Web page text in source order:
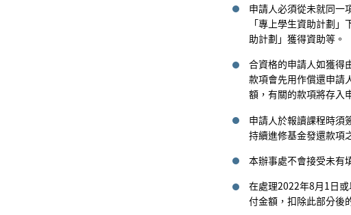
申請人必須從未就同一
「專上學生資助計劃
助計劃」獲得資助等。
合資格的申請人如獲得
款項會先用作償還申請
額，有關的款項將存入
申請人於報讀課程時須
持續進修基金發還款項
本辦事處不會接受未有
在處理2022年8月1日
付金額，扣除此部分後